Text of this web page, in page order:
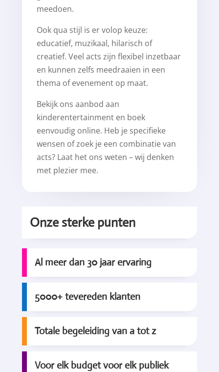
meedoen.
Ook qua stijl is er volop keuze:
educatief, muzikaal, hilarisch of
creatief. Veel acts zijn flexibel inzetbaar
en kunnen zelfs meedraaien in een
thema of evenement op maat.
Bekijk ons aanbod aan
kinderentertainment en boek
eenvoudig online. Heb je specifieke
wensen of zoek je een combinatie van
acts? Laat het ons weten – wij denken
met plezier mee.
Onze sterke punten
Al meer dan 30 jaar ervaring
5000+ tevereden klanten
Totale begeleiding van a tot z
Voor elk budget voor elk publiek